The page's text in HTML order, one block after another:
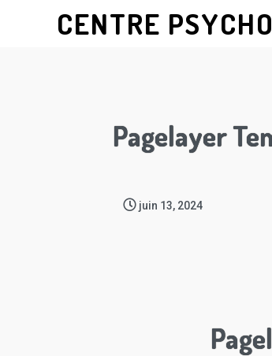
CENTRE
Pagelayer
juin 13, 2024